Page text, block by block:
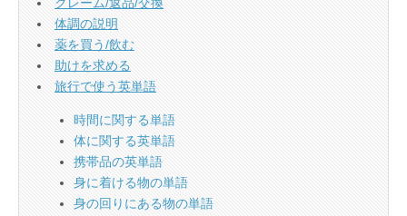
クレーム/返品/交換
体調の説明
薬を買う/飲む
助けを求める
旅行で使う英単語
時間に関する単語
体に関する英単語
携帯品の英単語
身に着ける物の単語
身の回りにある物の単語